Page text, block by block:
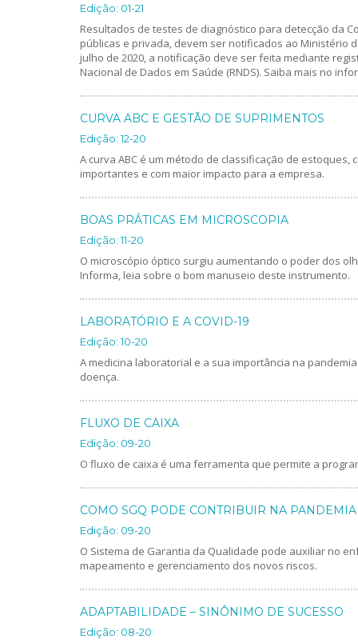
Edição: 01-21
Resultados de testes de diagnóstico para detecção da
públicas e privada, devem ser notificados ao Ministério
julho de 2020, a notificação deve ser feita mediante
Nacional de Dados em Saúde (RNDS). Saiba mais no
CURVA ABC E GESTÃO DE SUPRIMENTOS
Edição: 12-20
A curva ABC é um método de classificação de
importantes e com maior impacto para a empresa.
BOAS PRÁTICAS EM MICROSCOPIA
Edição: 11-20
O microscópio óptico surgiu aumentando o poder dos
Informa, leia sobre o bom manuseio deste instrumento.
LABORATÓRIO E A COVID-19
Edição: 10-20
A medicina laboratorial e a sua importância na
doença.
FLUXO DE CAIXA
Edição: 09-20
O fluxo de caixa é uma ferramenta que permite a
COMO SGQ PODE CONTRIBUIR NA PANDEMIA
Edição: 09-20
O Sistema de Garantia da Qualidade pode auxiliar no
mapeamento e gerenciamento dos novos riscos.
ADAPTABILIDADE – SINÔNIMO DE SUCESSO
Edição: 08-20